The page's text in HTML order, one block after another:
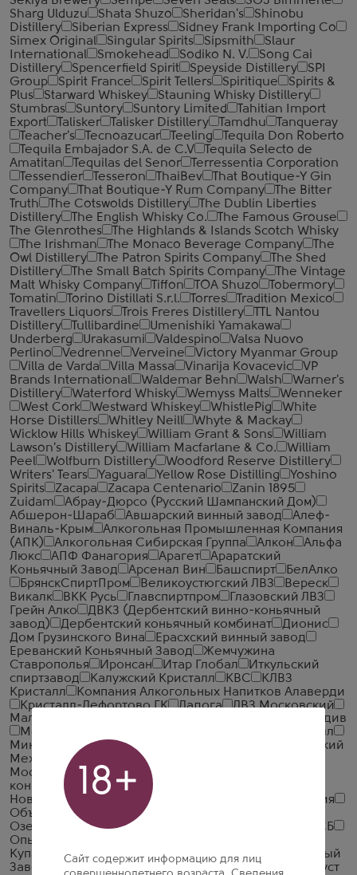
Sharg Ulduzu
Shata Shuzo Sheridan's
Shinobu
Distillery
Siberian Express
Sidney Frank Importing Co
Simex Original
Singular Spirits Sipsmith
Slaur
International
Smokehead Sodiko N. V.
Song Cai
Distillery
Spencerfield Spirit Speyside Distillery
SPI
Group
Spirit France Spirit Tellers Spiritique
Spirits &
Plus
Starward Whiskey
Stauning Whisky Distillery
Stumbras
Suntory Suntory Limited
Tahitian Import
Export
Talisker Talisker Distillery Tamdhu
Tanqueray
Teacher's
Tecnoazucar Teeling
Tequila Don Roberto
Tequila Embajador S.A. de C.V
Tequila Selecto de
Amatitan
Tequilas del Senor
Terressentia Corporation
Tessendier
Tesseron ThaiBev
That Boutique-Y Gin
Company
That Boutique-Y Rum Company
The Bitter
Truth
The Cotswolds Distillery
The Dublin Liberties
Distillery
The English Whisky Co.
The Famous Grouse
The Glenrothes
The Highlands & Islands Scotch Whisky
The Irishman
The Monaco Beverage Company
The
Owl Distillery
The Patron Spirits Company
The Shed
Distillery
The Small Batch Spirits Company
The Vintage
Malt Whisky Company
Tiffon TOA Shuzo
Tobermory
Tomatin
Torino Distillati S.r.l. Torres
Tradition Mexico
Travellers Liquors
Trois Freres Distillery
TTL Nantou
Distillery
Tullibardine
Umenishiki Yamakawa
Underberg
Urakasumi Valdespino
Valsa Nuovo
Perlino
Vedrenne Verveine
Victory Myanmar Group
Villa de Varda
Villa Massa Vinarija Kovacevic
VP
Brands International
Waldemar Behn Walsh
Warner's
Distillery
Waterford Whisky Wemyss Malts
Wenneker
West Cork
Westward Whiskey WhistlePig
White
Horse Distillers
Whitley Neill
Whyte & Mackay
Wicklow Hills Whiskey
William Grant & Sons
William
Lawson's Distillery
William Macfarlane & Co.
William
Peel
Wolfburn Distillery
Woodford Reserve Distillery
Writers' Tears
Yaguara Yellow Rose Distilling
Yoshino
Spirits
Zacapa Zacapa Centenario
Zanin 1895
Zuidam
Абрау-Дюрсо (Русский Шампанский Дом)
Абшерон-Шараб
Авшарский винный завод
Алеф-
Виналь-Крым
Алкогольная Промышленная Компания
(АПК)
Алкогольная Сибирская Группа Алкон
Альфа
Люкс
АПФ Фанагория Арагет
Араратский
Коньячный Завод
Арсенал Вин Башспирт
БелАлко
БрянскСпиртПром
Великоустюгский ЛВЗ
Вереск
Викалк
ВКК Русь Главспиртпром
Глазовский ЛВЗ
Грейн Алко
ДВКЗ (Дербентский винно-коньячный
завод)
Дербентский коньячный комбинат
Дионис
Дом Грузинского Вина
Ерасхский винный завод
Ереванский Коньячный Завод
Жемчужина
Ставрополья
Иронсан Итар Глобал
Иткульский
спиртзавод
Калужский Кристалл КВС
КЛВЗ
Кристалл
Компания Алкогольных Напитков Алаверди
Кристалл-Лефортово ГК
Ладога
ЛВЗ Московский
Малиновщизненский Спиртоводочный Завод Аквадив
Мердзаванский коньячный завод
Минск Кристалл
Минский завод виноградных вин
ММВЗ (Московский
Межреспубликанский Винодельческий Завод)
Московский завод Кристалл
коньячный завод
Национал Алко
Новокубанское
Объединенная Водочная Компания
Объединенные Пензенские Водочные Заводы
Озерский спиртоводочный завод (ОСВЗ)
ООО ССБ
Опытный завод НИВА
Купажный Завод
Пермалко
Прошянский Коньячный
Завод
Радамир Родник и К Русский Алкоголь (Руст
18+
Сайт содержит информацию для лиц